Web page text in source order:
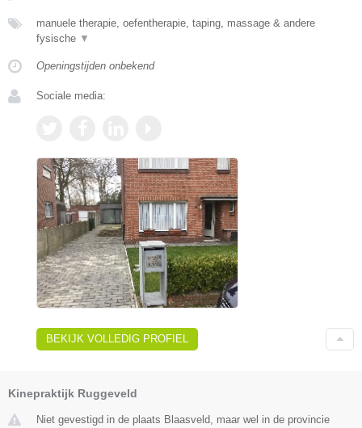
manuele therapie, oefentherapie, taping, massage & andere
fysische ▼
Openingstijden onbekend
Sociale media:
BEKIJK VOLLEDIG PROFIEL
Kinepraktijk Ruggeveld
Niet gevestigd in de plaats Blaasveld, maar wel in de provincie